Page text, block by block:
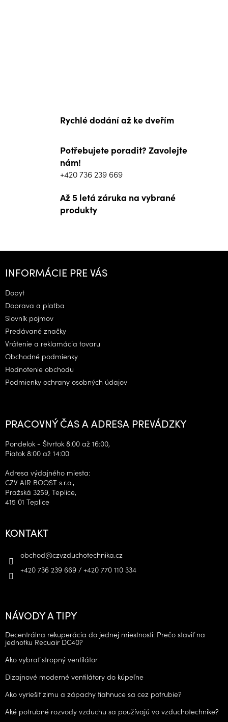
Rychlé dodání až ke dveřím
Potřebujete poradit? Zavolejte
nám!
+420 736 239 669
Až 5 letá záruka na vybrané
produkty
Z
INFORMÁCIE PRE VÁS
Dopyt
Doprava a platba
Slovník pojmov
Predávané značky
Vrátenie a reklamácia tovaru
Obchodné podmienky
Hodnotenie obchodu
Podmienky ochrany osobných údajov
PRACOVNÝ ČAS A ADRESA PREVÁDZKY
Pondelok - Štvrtok 8:00 až 16:00,
Piatok 8:00 až 14:00
Adresa výdajného miesta:
CZV AIR BOOST s.r.o.,
Pražská 3259, Teplice,
415 01 Teplice
KONTAKT
obchod@czvzduchotechnika.cz
+420 736 239 669 / +420 770 110 334
NÁVODY A TIPY
Decentrálna rekuperácia do jednej miestnosti: Prečo staviť na
jednotku Recuair DC40?
Ako vybrať stropný ventilátor
Dizajnové moderné ventilátory do kúpeľne
Ako vyriešiť zimu a zápachy tiahnuce sa cez potrubie?
Aké potrubné rozvody vzduchu sa používajú vo vzduchotechnike?